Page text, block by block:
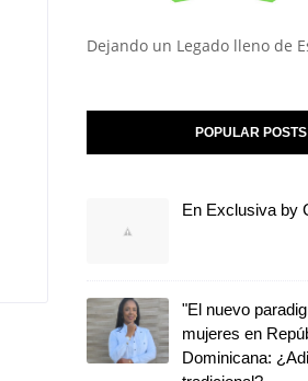
Dejando un Legado lleno de
POPULAR POSTS
En Exclusiva by
"El nuevo
mujeres en
Dominicana: